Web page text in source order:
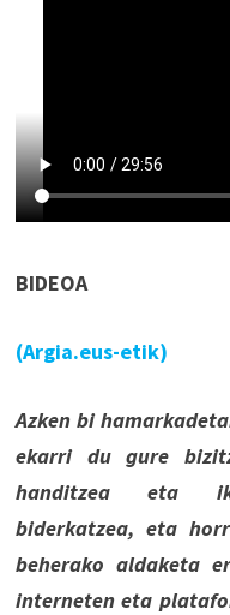
BIDEOA
(Argia.eus-etik)
Azken bi
ekarri du gure
handitzea eta
biderkatzea, eta
beherako aldaketa
interneten eta